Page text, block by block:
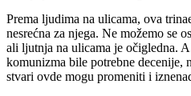
Prema ljudima na ulicama, ova
nesrećna za njega. Ne možemo se
ali ljutnja na ulicama je očigledna.
komunizma bile potrebne decenije,
stvari ovde mogu promeniti i